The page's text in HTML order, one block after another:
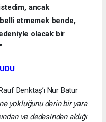
ancak
belli etmemek bende,
olacak bir
Denktaş’ı Nur Batur
yokluğunu derin bir yara
ve dedesinden aldığı